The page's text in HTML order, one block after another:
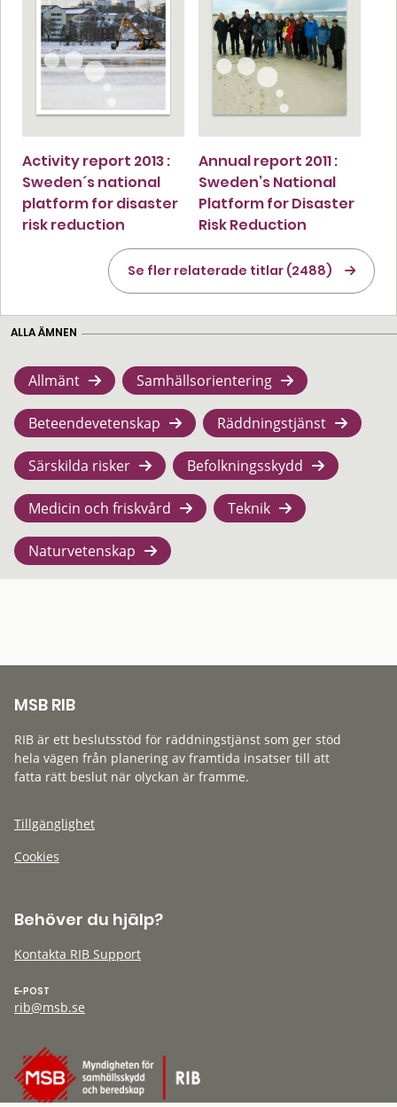
Activity report 2013 :
Sweden´s national
platform for disaster
risk reduction
Annual report 2011 :
Sweden’s National
Platform for Disaster
Risk Reduction
Se fler relaterade titlar (2488)
ALLA ÄMNEN
Allmänt Samhällsorientering
Beteendevetenskap Räddningstjänst
Särskilda risker Befolkningsskydd
Medicin och friskvård Teknik
Naturvetenskap
MSB RIB
RIB är ett beslutsstöd för räddningstjänst som ger stöd
hela vägen från planering av framtida insatser till att
fatta rätt beslut när olyckan är framme.
Tillgänglighet
Cookies
Behöver du hjälp?
Kontakta RIB Support
E-POST
rib@msb.se